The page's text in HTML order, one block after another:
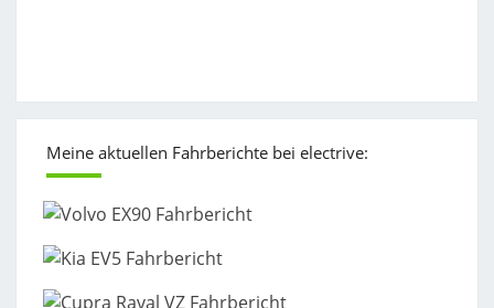
Meine aktuellen Fahrberichte bei electrive: